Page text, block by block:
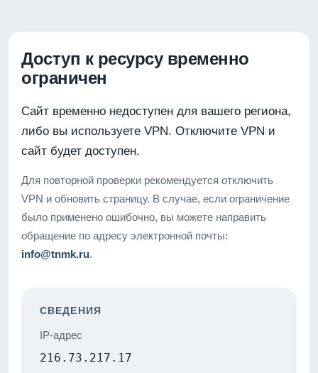
Доступ к ресурсу временно
ограничен
Сайт временно недоступен для вашего региона,
либо вы используете VPN. Отключите VPN и
сайт будет доступен.
Для повторной проверки рекомендуется отключить
VPN и обновить страницу. В случае, если ограничение
было применено ошибочно, вы можете направить
обращение по адресу электронной почты:
info@tnmk.ru.
СВЕДЕНИЯ
IP-адрес
216.73.217.17